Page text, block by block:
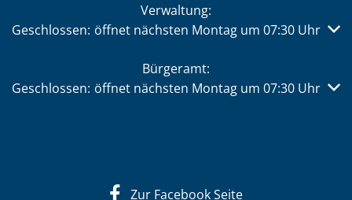
Verwaltung:
Klicken, um weitere Öffnungs- oder Schließzeiten
Geschlossen: öffnet nächsten Montag um 07:30 Uhr
Bürgeramt:
Klicken, um weitere Öffnungs- oder Schließzeiten
Geschlossen: öffnet nächsten Montag um 07:30 Uhr
Zur Facebook Seite